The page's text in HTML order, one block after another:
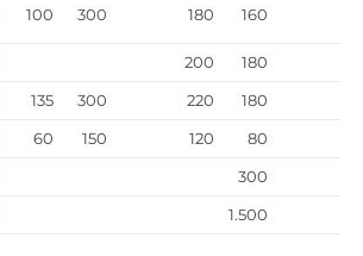
100 300 180 160
200
180
135 300 220
180
60 150 120
80
300
1.500